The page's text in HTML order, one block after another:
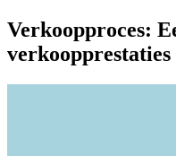
Verkoopproces:
verkoopprestaties